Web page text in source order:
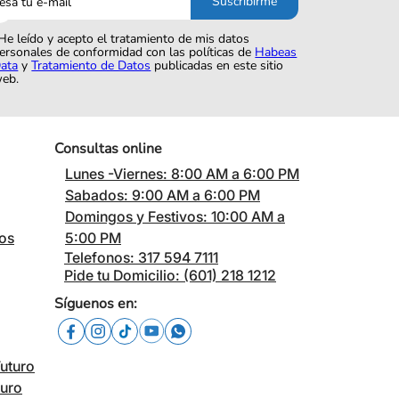
leído y acepto el tratamiento de mis datos
de conformidad con las políticas de Habeas
yTratamiento de Datos publicadas en este sitio
Consultas online
Lunes -Viernes: 8:00 AM a 6:00 PM
Sabados: 9:00 AM a 6:00 PM
Domingos y Festivos: 10:00 AM a
5:00 PM
Telefonos: 317 594 7111
Pide tu Domicilio: (601) 218 1212
Síguenos en: